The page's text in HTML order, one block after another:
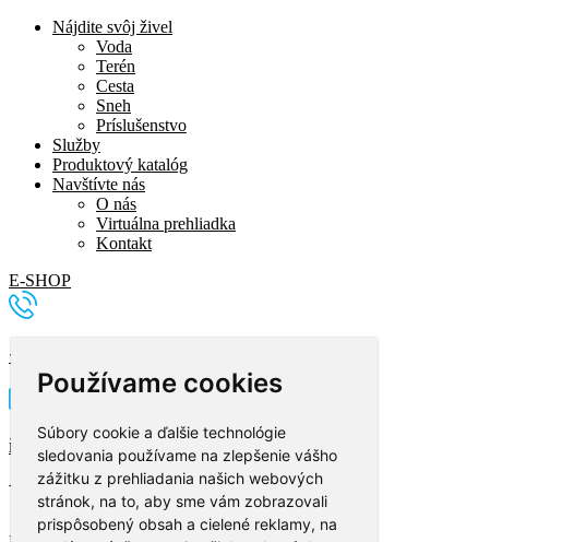
Používame cookies
Súbory cookie a ďalšie technológie
sledovania používame na zlepšenie vášho
zážitku z prehliadania našich webových
stránok, na to, aby sme vám zobrazovali
prispôsobený obsah a cielené reklamy, na
Nájdite svôj živel
Voda
Terén
Cesta
Sneh
Príslušenstvo
Služby
Produktový katalóg
Navštívte nás
O nás
Virtuálna prehliadka
Kontakt
E-SHOP
+421 2 5296 0877
info@imidjex.sk
Vyplňte formulár